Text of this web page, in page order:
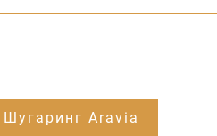
Шугаринг Aravia